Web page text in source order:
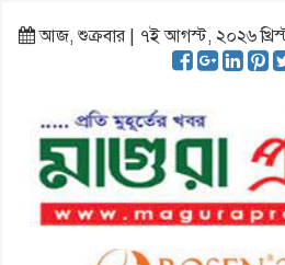
আজ, শুক্রবার | ৭ই আগস্ট, ২০২৬